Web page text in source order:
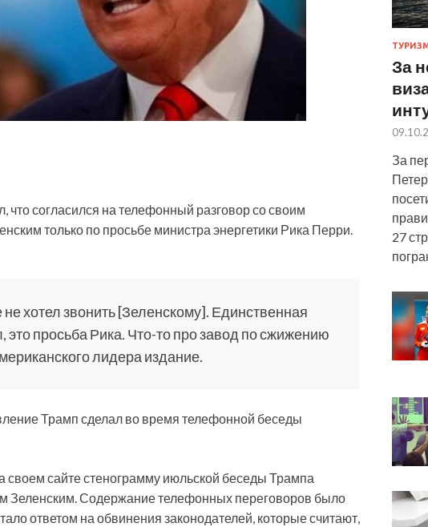
согласился на телефонный разговор со своим
только по просьбе министра энергетики Рика Перри.
хотел звонить[Зеленскому]. Единственная
это просьба Рика. Что-то про завод по сжижению
лидера издание.
Трамп сделал во время телефонной беседы
своем сайте стенограмму июльской беседы Трампа
Зеленским. Содержание телефонных переговоров было
ответом на обвинения законодателей, которые считают,
За
За
27